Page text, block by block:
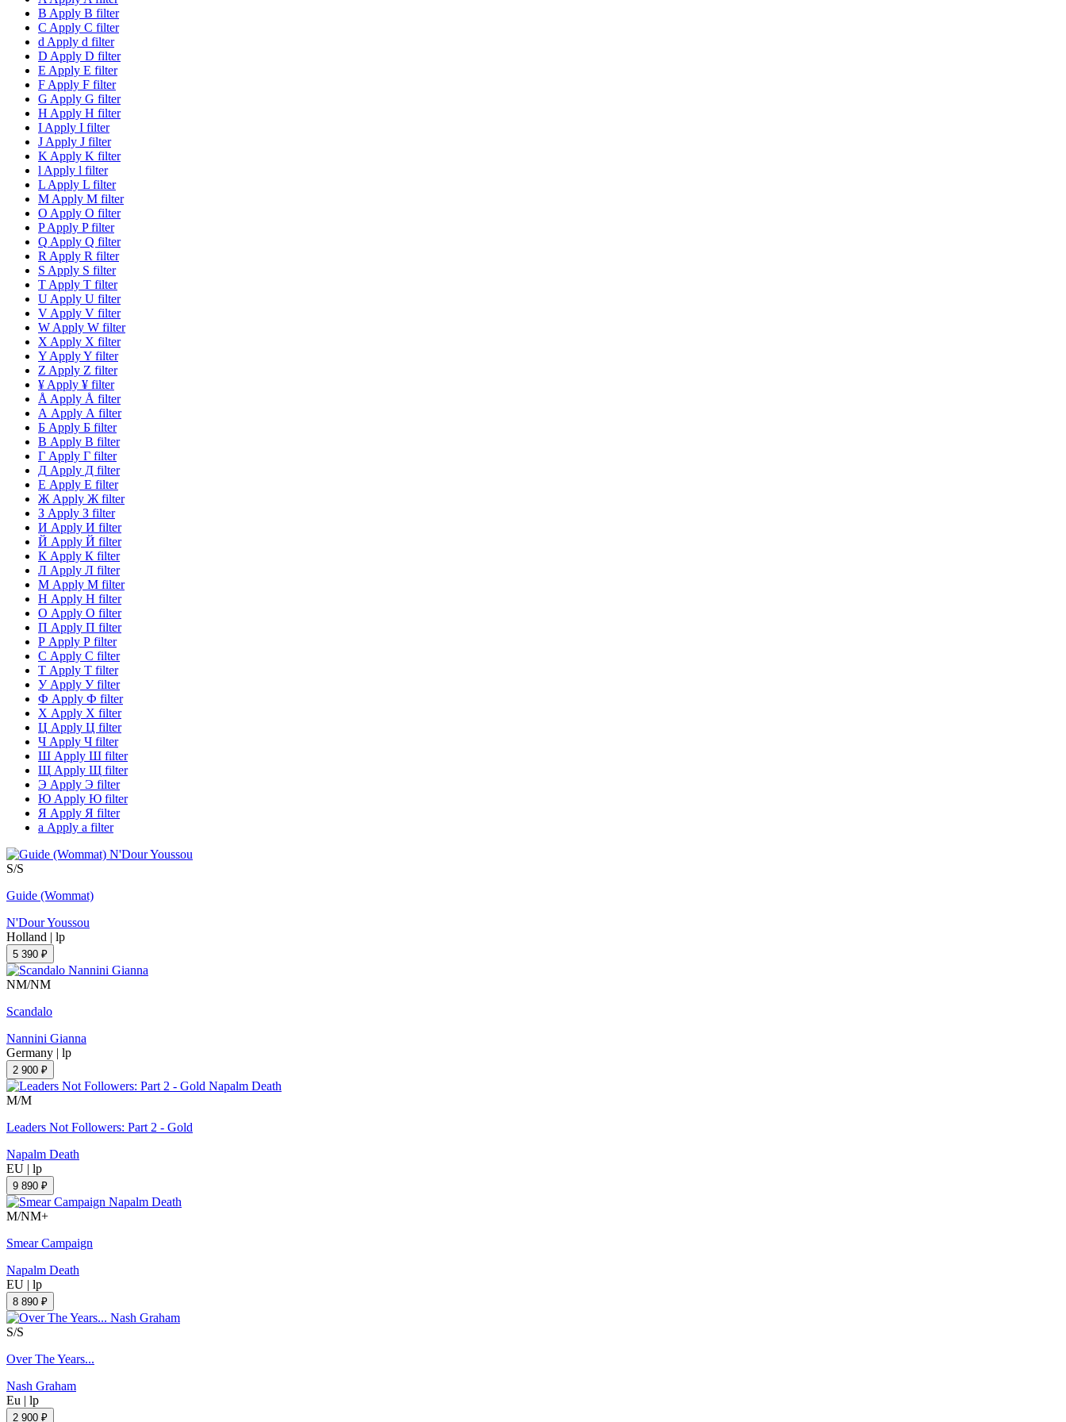
B Apply B filter
C Apply C filter
d Apply d filter
D Apply D filter
E Apply E filter
F Apply F filter
G Apply G filter
H Apply H filter
I Apply I filter
J Apply J filter
K Apply K filter
l Apply l filter
L Apply L filter
M Apply M filter
O Apply O filter
PApply P filter
Q Apply Q filter
R Apply R filter
S Apply S filter
T Apply T filter
U Apply U filter
V Apply V filter
W Apply W filter
X Apply X filter
Y Apply Y filter
Z Apply Z filter
¥ Apply ¥ filter
Å Apply Å filter
А Apply А filter
Б Apply Б filter
В Apply В filter
Г Apply Г filter
Д Apply Д filter
Е Apply Е filter
Ж Apply Ж filter
З Apply З filter
И Apply И filter
Й Apply Й filter
К Apply К filter
Л Apply Л filter
М Apply М filter
Н Apply Н filter
О Apply О filter
П Apply П filter
Р Apply Р filter
С Apply С filter
Т Apply Т filter
УApply У filter
Ф Apply Ф filter
Х Apply Х filter
Ц Apply Ц filter
Ч Apply Ч filter
Ш Apply Ш filter
Щ Apply Щ filter
Э Apply Э filter
Ю Apply Ю filter
Я Apply Я filter
а Apply а filter
S/S
Guide (Wommat)
N'Dour Youssou
Holland | lp
5 390 ₽
NM/NM
Scandalo
Nannini Gianna
Germany | lp
2 900 ₽
M/M
Leaders Not Followers: Part 2 - Gold
Napalm Death
EU | lp
9 890 ₽
M/NM+
Smear Campaign
Napalm Death
EU | lp
8 890 ₽
S/S
Over The Years...
Nash Graham
Eu | lp
2 900 ₽